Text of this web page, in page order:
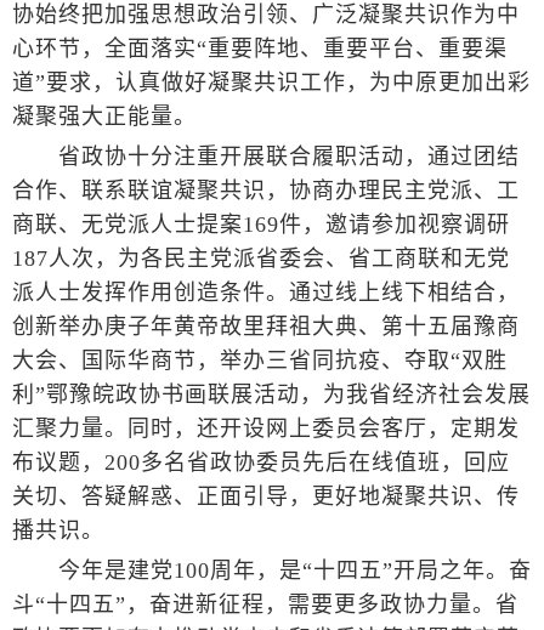
协始终把加强思想政治引领、广泛凝聚共识作为中
心环节，全面落实“重要阵地、重要平台、重要渠
道”要求，认真做好凝聚共识工作，为中原更加出彩
凝聚强大正能量。
省政协十分注重开展联合履职活动，通过团结
合作、联系联谊凝聚共识，协商办理民主党派、工
商联、无党派人士提案169件，邀请参加视察调研
187人次，为各民主党派省委会、省工商联和无党
派人士发挥作用创造条件。通过线上线下相结合，
创新举办庚子年黄帝故里拜祖大典、第十五届豫商
大会、国际华商节，举办三省同抗疫、夺取“双胜
利”鄂豫皖政协书画联展活动，为我省经济社会发展
汇聚力量。同时，还开设网上委员会客厅，定期发
布议题，200多名省政协委员先后在线值班，回应
关切、答疑解惑、正面引导，更好地凝聚共识、传
播共识。
今年是建党100周年，是“十四五”开局之年。奋
斗“十四五”，奋进新征程，需要更多政协力量。省